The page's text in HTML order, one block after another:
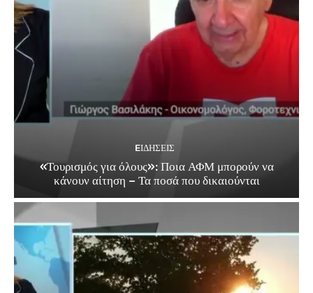
EΙΔΗΣΕΙΣ
«Τουρισμός για όλους»: Ποια ΑΦΜ μπορούν να
κάνουν αίτηση – Τα ποσά που δικαιούνται